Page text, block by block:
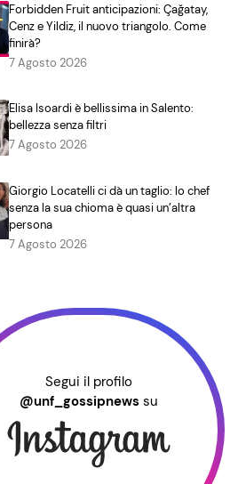
Forbidden Fruit anticipazioni: Çağatay,
Cenz e Yildiz, il nuovo triangolo. Come
finirà?
7 Agosto 2026
Elisa Isoardi è bellissima in Salento:
bellezza senza filtri
7 Agosto 2026
Giorgio Locatelli ci dà un taglio: lo chef
senza la sua chioma è quasi un’altra
persona
7 Agosto 2026
Segui il profilo
@unf_gossipnews su